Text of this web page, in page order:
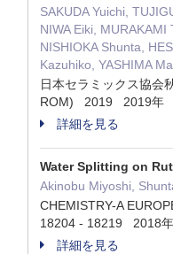
SAKUDA Yuichi,
NIWA Eiki, MURAKAMI
NISHIOKA Shunta,
Kazuhiko, YASHIMA
日本セラミックス協会
ROM) 2019 2019年
詳細を見る
Water Splitting on
Akinobu Miyoshi,
CHEMISTRY-A
18204 - 18219 2018年
詳細を見る